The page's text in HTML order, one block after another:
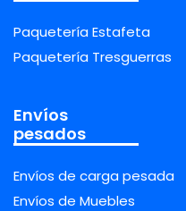
Paquetería Estafeta
Paquetería Tresguerras
Envíos
pesados
Envíos de carga pesada
Envíos de Muebles